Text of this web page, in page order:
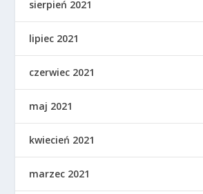
sierpień 2021
lipiec 2021
czerwiec 2021
maj 2021
kwiecień 2021
marzec 2021